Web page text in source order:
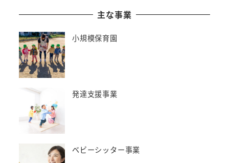
主な事業
小規模保育園
発達支援事業
ベビーシッター事業